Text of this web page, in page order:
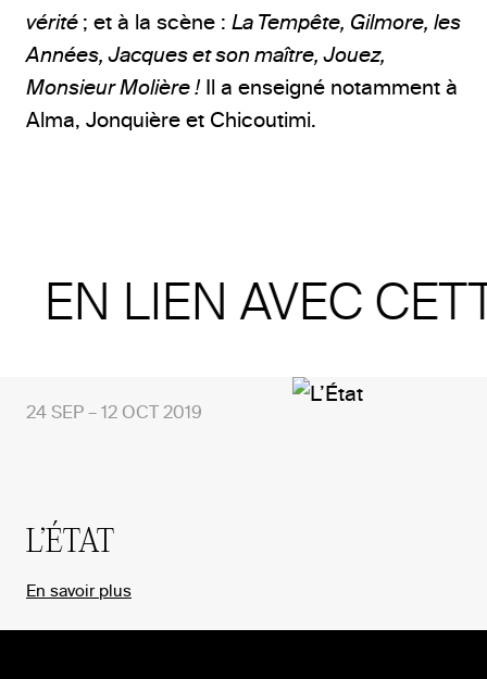
vérité ; et à la scène : La Tempête, Gilmore, les
Années, Jacques et son maître, Jouez,
Monsieur Molière !Il a enseigné notamment à
Alma, Jonquière et Chicoutimi.
EN LIEN AVEC
L’ÉTAT
24 SEP – 12 OCT 2019
En savoir plus